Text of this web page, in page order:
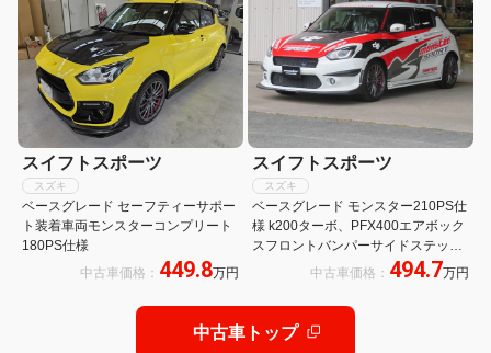
スイフトスポーツ
スズキ
ベースグレード セーフティーサポー
ト装着車両モンスターコンプリート
180PS仕様
中古車価格： 449.8万円
スイフトスポーツ
スズキ
ベースグレード モンスター210PS仕
様 k200ターボ、PFX400エアボック
スフロントバンパーサイドステップ
リヤバンパーリヤウイングKWサス
ペンションMSブレーキパッドブース
トメーターOSLSDMSホイール
中古車価格： 494.7万円
中古車トップ